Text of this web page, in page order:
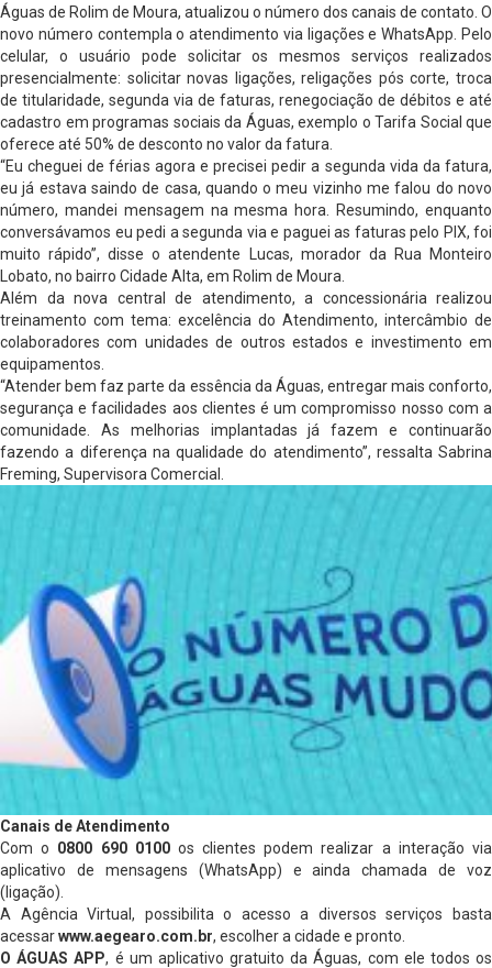
Águas de Rolim de Moura, atualizou o número dos canais de contato. O
novo número contempla o atendimento via ligações e WhatsApp. Pelo
celular, o usuário pode solicitar os mesmos serviços realizados
presencialmente: solicitar novas ligações, religações pós corte, troca
de titularidade, segunda via de faturas, renegociação de débitos e até
cadastro em programas sociais da Águas, exemplo o Tarifa Social que
oferece até 50% de desconto no valor da fatura.
“Eu cheguei de férias agora e precisei pedir a segunda vida da fatura,
eu já estava saindo de casa, quando o meu vizinho me falou do novo
número, mandei mensagem na mesma hora. Resumindo, enquanto
conversávamos eu pedi a segunda via e paguei as faturas pelo PIX, foi
muito rápido”, disse o atendente Lucas, morador da Rua Monteiro
Lobato, no bairro Cidade Alta, em Rolim de Moura.
Além da nova central de atendimento, a concessionária realizou
treinamento com tema: excelência do Atendimento, intercâmbio de
colaboradores com unidades de outros estados e investimento em
equipamentos.
“Atender bem faz parte da essência da Águas, entregar mais conforto,
segurança e facilidades aos clientes é um compromisso nosso com a
comunidade. As melhorias implantadas já fazem e continuarão
fazendo a diferença na qualidade do atendimento”, ressalta Sabrina
Freming, Supervisora Comercial.
Canais de Atendimento
Com o 0800 690 0100os clientes podem realizar a interação via
aplicativo de mensagens (WhatsApp) e ainda chamada de voz
(ligação).
A Agência Virtual, possibilita o acesso a diversos serviços basta
acessarwww.aegearo.com.br, escolher a cidade e pronto.
O ÁGUAS APP, é um aplicativo gratuito da Águas, com ele todos os